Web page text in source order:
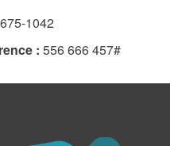
1042
: 556 666 457#